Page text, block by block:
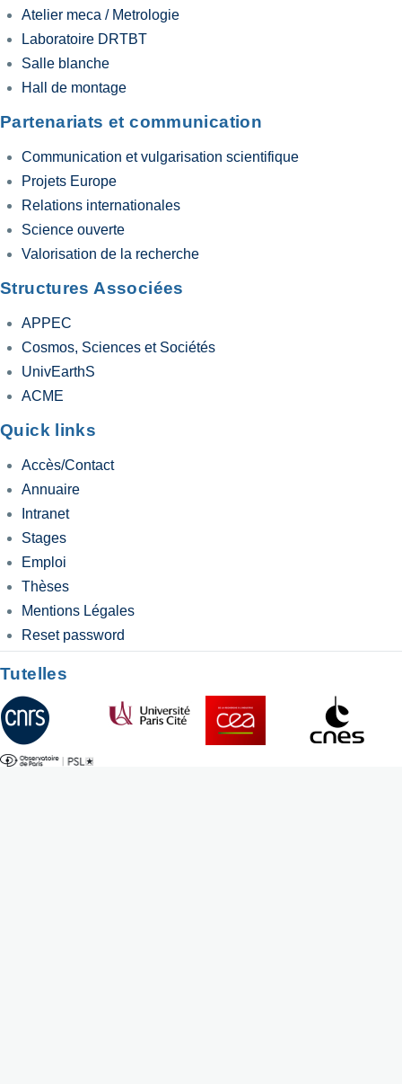
Atelier meca / Metrologie
Laboratoire DRTBT
Salle blanche
Hall de montage
Partenariats et communication
Communication et vulgarisation scientifique
Projets Europe
Relations internationales
Science ouverte
Valorisation de la recherche
Structures Associées
APPEC
Cosmos, Sciences et Sociétés
UnivEarthS
ACME
Quick links
Accès/Contact
Annuaire
Intranet
Stages
Emploi
Thèses
Mentions Légales
Reset password
Tutelles